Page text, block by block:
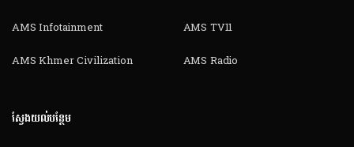
AMS Infotainment
AMS Khmer Civilization
AMS TV11
AMS Radio
ស្វែងយល់បន្ថែម